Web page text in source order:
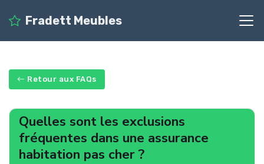
Fradett Meubles
Retour aux FAQs
Quelles sont les exclusions
fréquentes dans une assurance
habitation pas cher ?